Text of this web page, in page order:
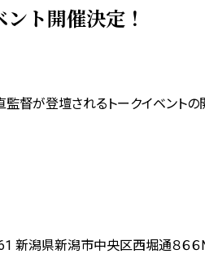
ト開催決定！
監督が登壇されるトークイベント
新潟県新潟市中央区西堀通８６６